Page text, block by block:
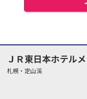
ＪＲ東日本ホテ
札幌・定山渓